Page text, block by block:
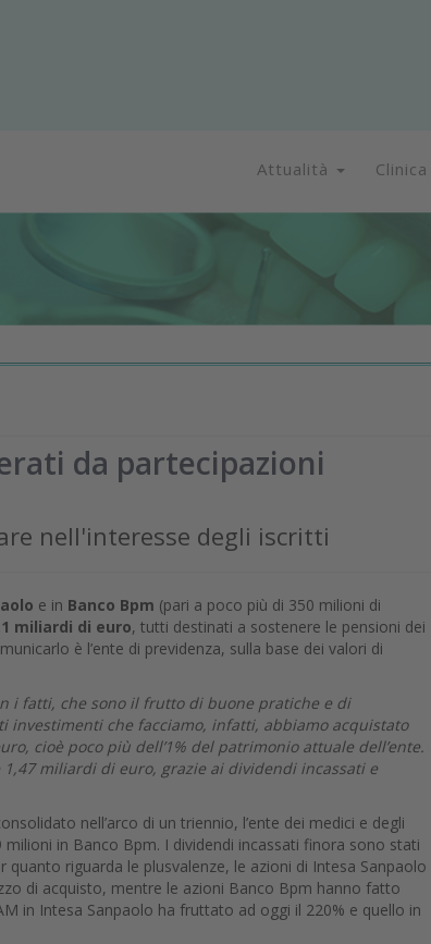
Attualità Clinica
da partecipazioni
nell'interesse degli iscritti
e in Banco Bpm (pari a poco più di 350 milioni di
miliardi di euro, tutti destinati a sostenere le pensioni dei
è l’ente di previdenza, sulla base dei valori di
i fatti, che sono il frutto di buone pratiche e di
investimenti che facciamo, infatti, abbiamo acquistato
cioè poco più dell’1% del patrimonio attuale dell’ente.
miliardi di euro, grazie ai dividendi incassati e
nell’arco di un triennio, l’ente dei medici e degli
in Banco Bpm. I dividendi incassati finora sono stati
riguarda le plusvalenze, le azioni di Intesa Sanpaolo
di acquisto, mentre le azioni Banco Bpm hanno fatto
in Intesa Sanpaolo ha fruttato ad oggi il 220% e quello in